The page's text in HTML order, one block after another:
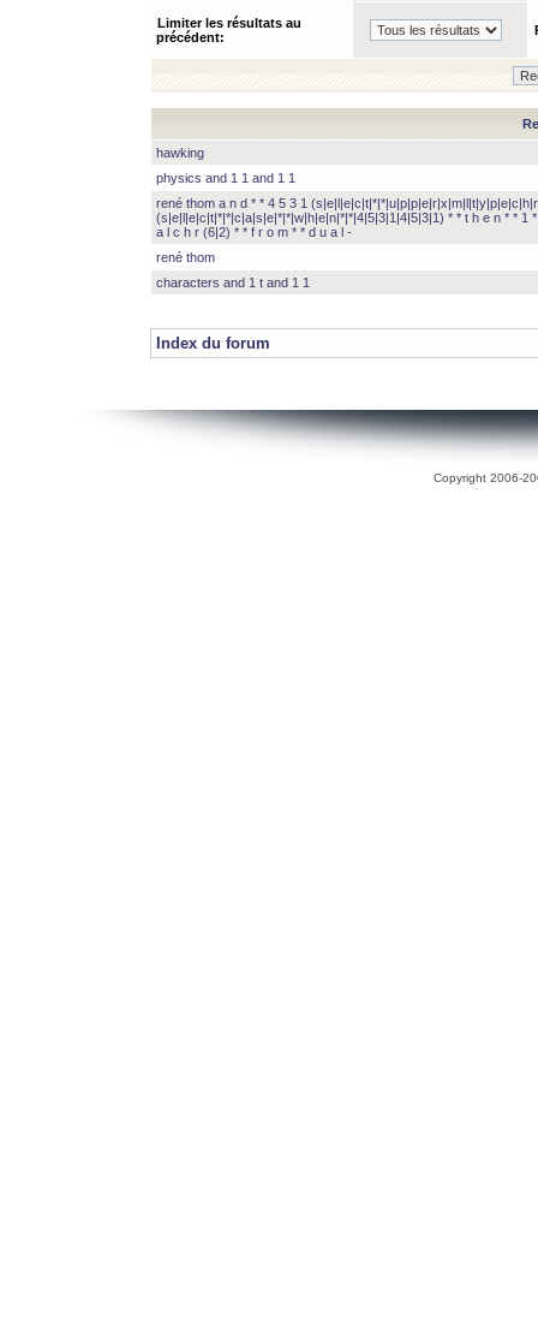
Limiter les résultats au
précédent:
hawking
physics and 1 1 and 1 1
rené thom a n d * * 4 5 3 1
(s|e|l|e|c|t|*|*|c|a|s|e|*|*|w|h|e|n|*|*|4|5|3|1|4|5|3|1) * * t h e n * * 1
a l c h r (6|2) * * f r o m * * d u a l -
rené thom
characters and 1 t and 1 1
Index du forum
Copyright 2006-